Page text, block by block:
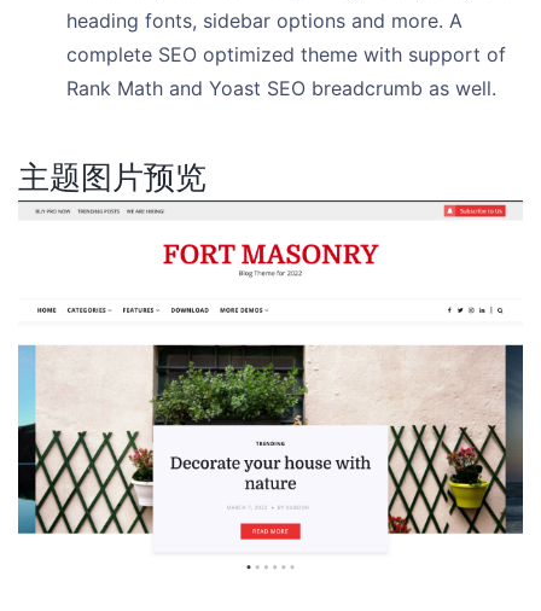
heading fonts, sidebar options and more. A
complete SEO optimized theme with support of
Rank Math and Yoast SEO breadcrumb as well.
主题图片预览